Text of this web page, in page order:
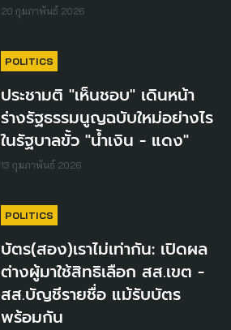
20 กุมภาพันธ์ 2026
POLITICS
ประชามติ "เห็นชอบ" เดินหน้า
ร่างรัฐธรรมนูญฉบับใหม่อย่างไร
ในรัฐบาลขั้ว "น้ำเงิน - แดง"
13 กุมภาพันธ์ 2026
POLITICS
บัตร(สอง)เราไม่เท่ากัน: เปิดผล
ต่างผู้มาใช้สิทธิเลือก สส.เขต -
สส.บัญชีรายชื่อ แม้รับบัตร
พร้อมกัน